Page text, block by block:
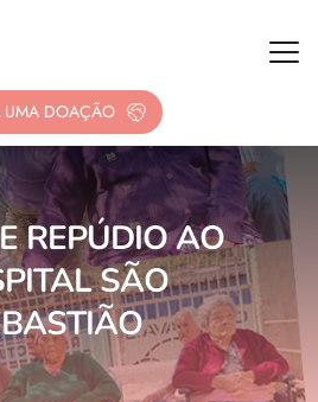
UMA DOAÇÃO
REPÚDIO AO
SÃO